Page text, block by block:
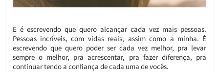
E é escrevendo que quero alcançar cada vez mais pessoas.
Pessoas incríveis, com vidas reais, assim como a minha. É
escrevendo que quero poder ser cada vez melhor, pra levar
sempre o melhor, pra acrescentar, pra fazer diferença, pra
continuar tendo a confiança de cada uma de vocês.